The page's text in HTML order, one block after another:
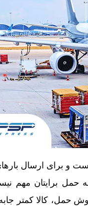
و برای ارسال
حمل برایتان مهم
حمل، کالا کمتر